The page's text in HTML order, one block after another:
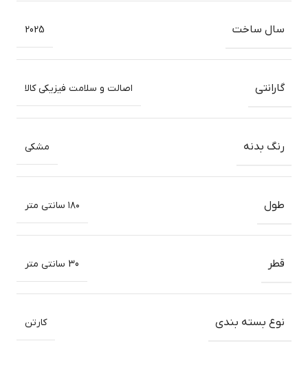
سال ساخت 2025
گارانتی اصالت و سلامت فیزیکی کالا
رنگ بدنه مشکی
طول ۱۸۰ سانتی متر
قطر 30 سانتی متر
نوع بسته بندی کارتن